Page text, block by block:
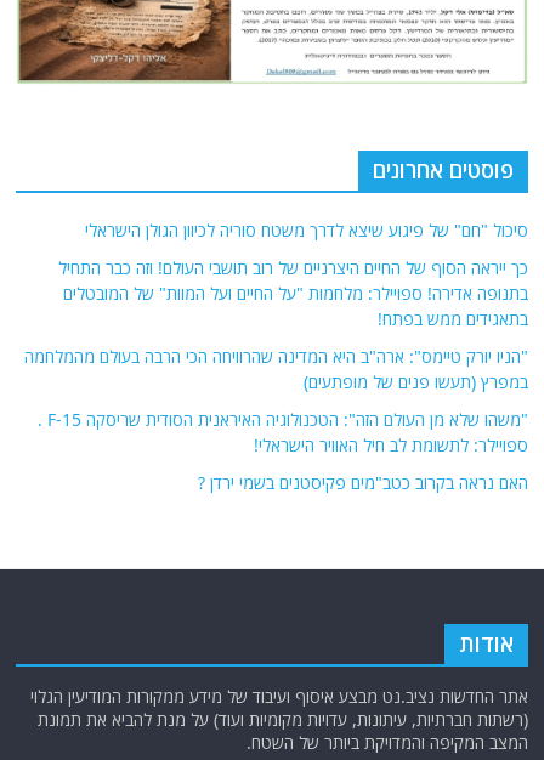
פוסטים אחרונים
סיכול "חם" של פיגוע שיצא לדרך משטח סוריה לכיוון הגולן הישראלי
כך ייראה הסוף של החיים היצרניים של רוב תושבי העולם! וזה כבר התחיל
בתנופה אדירה! ספויילר: מלחמות "על החיים ועל המוות" של המובטלים
בתאגידים ממש בפתח!
"הניו יורק טיימס": ארה"ב היא המדינה שהרוויחה הכי הרבה בעולם מהמלחמה
במפרץ (תעשו פנים של מופתעים)
"משהו שלא מן העולם הזה": הטכנולוגיה האיראנית הסודית שריסקה F-15 .
ספויילר: לתשומת לב חיל האוויר הישראלי!
האם נראה בקרוב כטב"מים פקיסטנים בשמי ירדן ?
אודות
אתר החדשות נציב.נט מבצע איסוף ועיבוד של מידע ממקורות המודיעין הגלוי
(רשתות חברתיות, עיתונות, עדויות מקומיות ועוד) על מנת להביא את תמונת
המצב המקיפה והמדויקת ביותר של השטח.